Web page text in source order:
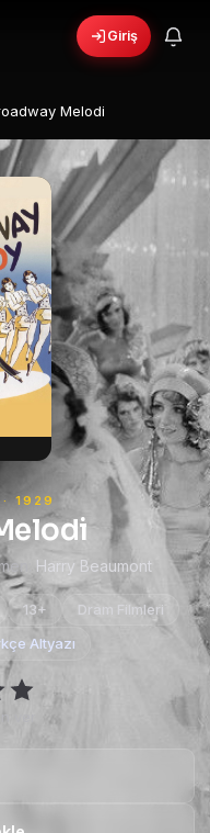
Giriş
Melodi
1929
Harry Beaumont
13+
Dram Filmleri
Altyazı
ver